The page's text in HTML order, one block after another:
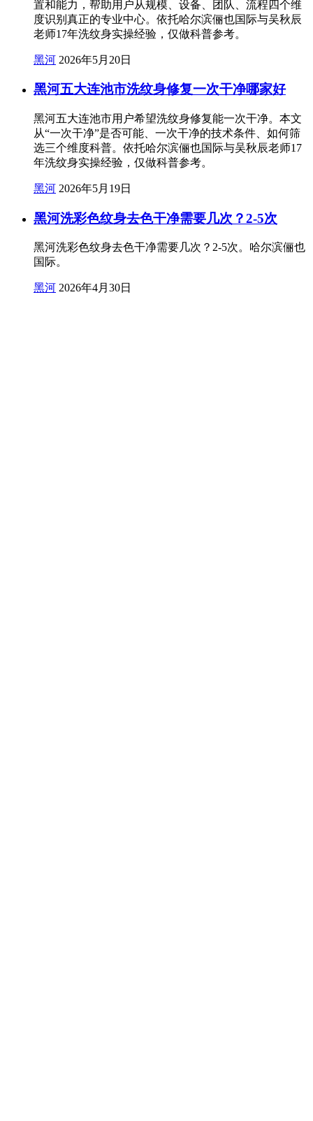
置和能力，帮助用户从规模、设备、团队、流程四个维
度识别真正的专业中心。依托哈尔滨俪也国际与吴秋辰
老师17年洗纹身实操经验，仅做科普参考。
黑河 2026年5月20日
黑河五大连池市洗纹身修复一次干净哪家好
黑河五大连池市用户希望洗纹身修复能一次干净。本文
从“一次干净”是否可能、一次干净的技术条件、如何筛
选三个维度科普。依托哈尔滨俪也国际与吴秋辰老师17
年洗纹身实操经验，仅做科普参考。
黑河 2026年5月19日
黑河洗彩色纹身去色干净需要几次？2-5次
黑河洗彩色纹身去色干净需要几次？2-5次。哈尔滨俪也
国际。
黑河 2026年4月30日